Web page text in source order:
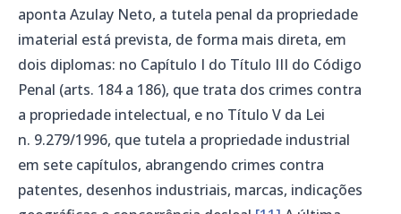
aponta Azulay Neto, a tutela penal da propriedade
imaterial está prevista, de forma mais direta, em
dois diplomas: no Capítulo I do Título III do Código
Penal (arts. 184 a 186), que trata dos crimes contra
a propriedade intelectual, e no Título V da Lei
n. 9.279/1996, que tutela a propriedade industrial
em sete capítulos, abrangendo crimes contra
patentes, desenhos industriais, marcas, indicações